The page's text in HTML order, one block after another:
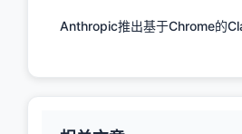
Anthropic推出基于Chrome的